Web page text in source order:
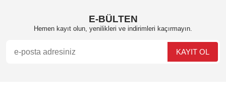
E-BÜLTEN
Hemen kayıt olun, yenilikleri ve indirimleri kaçırmayın.